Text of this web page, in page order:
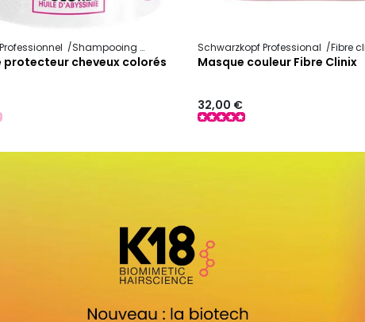
Shampooing et soin capillaire Protecteur couleur
protecteur cheveux colorés
Schwarzkopf Professional Fibre
Masque couleur Fibre Clinix
32,00 €